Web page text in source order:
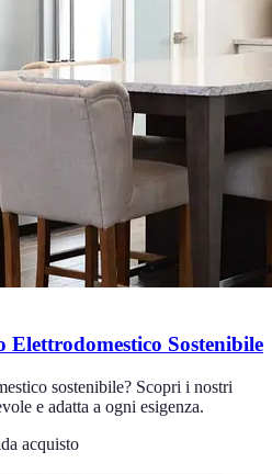
Elettrodomestico Sostenibile
sostenibile? Scopri i nostri
e adatta a ogni esigenza.
acquisto